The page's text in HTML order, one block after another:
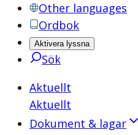
Other languages
Ordbok
Aktivera lyssna
Sök
Aktuellt
Aktuellt
Dokument & lagar